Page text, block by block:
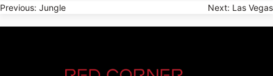
Navigation
de
Previous: Jungle Next: Las Vegas